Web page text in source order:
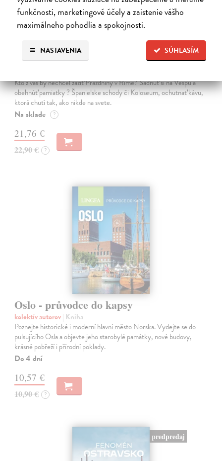
funkčnosti, marketingové účely a zaistenie vášho
maximálneho pohodlia a spokojnosti.
SÚHLASÍM
NASTAVENIA
Bella Italia
Kto z vás by nechcel zažiť Prázdniny v Ríme? Sadnúť si na Vespu a
obehnúť pamiatky ? Španielske schody či Koloseum, ochutnať kávu,
ktorá chutí tak, ako nikde na svete.
Na sklade ?
21,76 €
22,90 € ?
Oslo - průvodce do kapsy
kolektív autorov| Kniha
Poznejte historické i moderní hlavní město Norska. Vydejte se do
pulsujícího Osla a objevte jeho starobylé památky, nové budovy,
krásné pobřeží i přírodní poklady.
Do 4 dní
10,57 €
10,90 € ?
predpredaj